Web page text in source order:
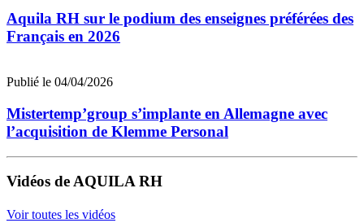
Aquila RH sur le podium des enseignes préférées des
Français en 2026
Publié le 04/04/2026
Mistertemp’group s’implante en Allemagne avec
l’acquisition de Klemme Personal
Vidéos de AQUILA RH
Voir toutes les vidéos